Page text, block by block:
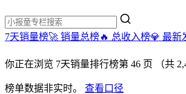
7天销量榜🚀 销量总榜🔥 总收入榜💎 最新
你正在浏览 7天销量排行榜第 46 页 （共
榜单数据非实时。 查看口径